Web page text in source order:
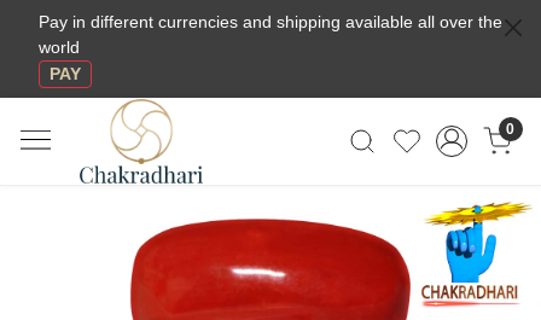
Pay in different currencies and shipping available all over the
world
PAY
0